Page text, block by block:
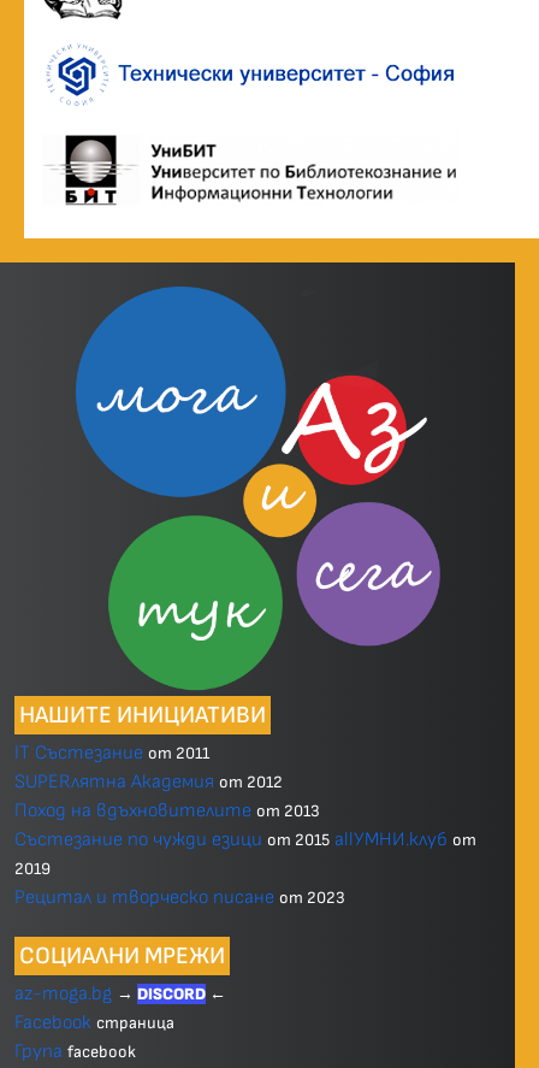
НАШИТЕ ИНИЦИАТИВИ
IT Състезание от 2011
SUPERлятна Академия от 2012
Поход на вдъхновителите от 2013
Състезание по чужди езици от 2015 allУМНИ.клуб от
2019
Рецитал и творческо писане от 2023
СОЦИАЛНИ МРЕЖИ
az-moga.bg → DISCORD ←
Facebook страница
Група facebook